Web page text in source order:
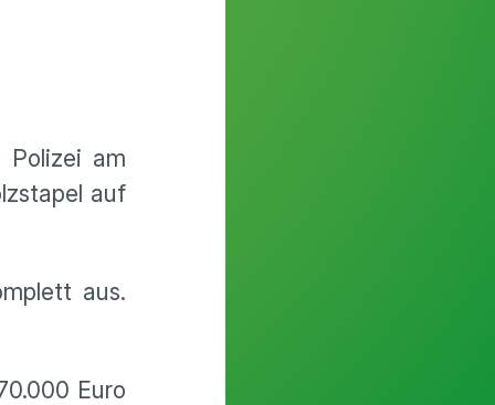
Polizei am
auf
aus.
Euro